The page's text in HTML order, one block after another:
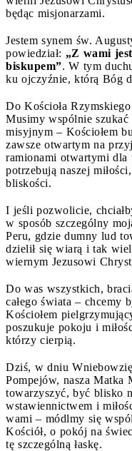
będąc misjonarzami.
Jestem synem św.
powiedział: „Z wami
biskupem”. W tym
ku ojczyźnie, którą Bóg
Do Kościoła
Musimy wspólnie szukać
misyjnym – Kościołem
zawsze otwartym na
ramionami otwartymi
potrzebują naszej
bliskości.
I jeśli pozwolicie,
w sposób szczególny
Peru, gdzie dumny lud
dzielił się wiarą i tak
wiernym Jezusowi
Do was wszystkich,
całego świata – chcemy
Kościołem
poszukuje pokoju i
którzy cierpią.
Dziś, w dniu
Pompejów, nasza Matka
towarzyszyć, być blisko
wstawiennictwem i
wami – módlmy się
Kościół, o pokój na
tę szczególną łaskę.